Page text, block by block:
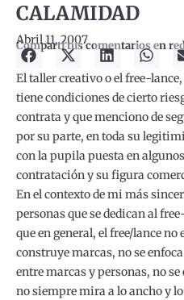
CALAMIDAD
Abril 11, 2007
Compartí tus comentarios en
El taller creativo o el free-
tiene condiciones de cierto
contrata y que menciono de
por su parte, en toda su
con la pupila puesta en
contratación y su figura
En el contexto de mi más
personas que se dedican al
que en general, el free/lance
construye marcas, no se
entre marcas y personas, no
no siempre mira a lo ancho y